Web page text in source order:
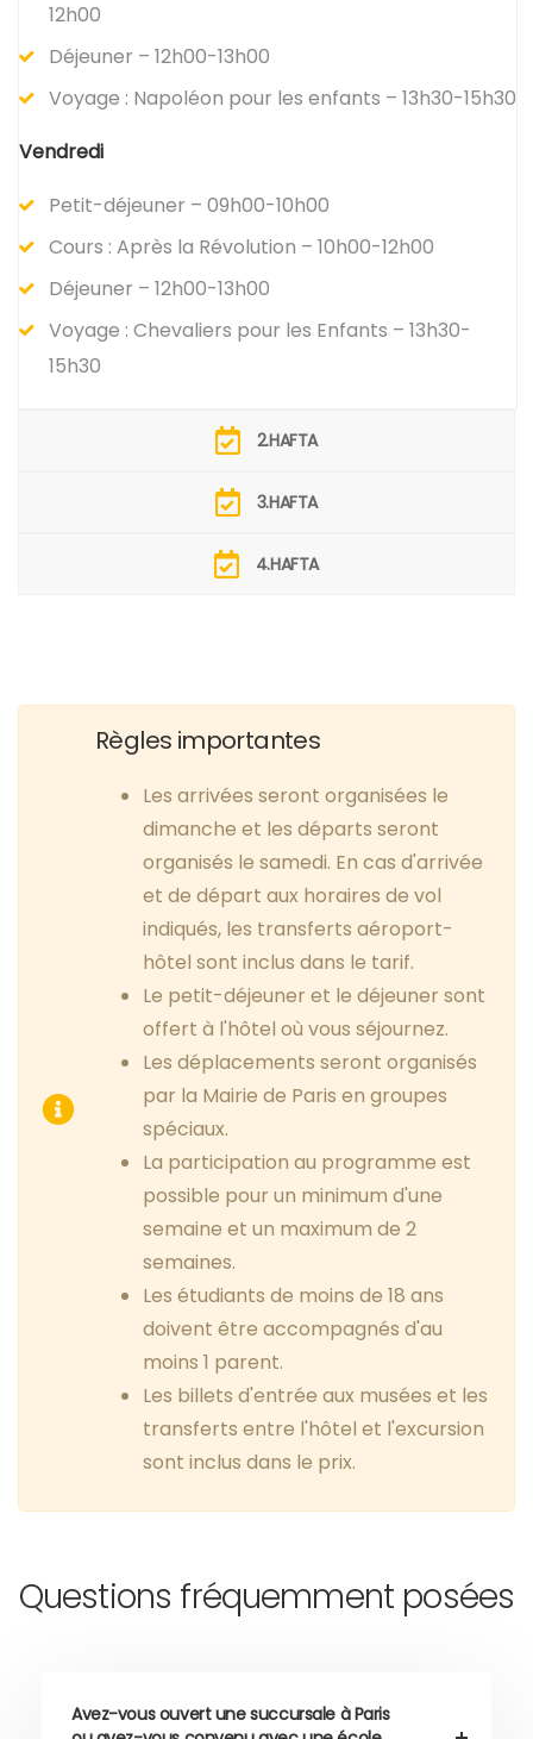
12h00
Déjeuner – 12h00-13h00
Voyage : Napoléon pour les enfants – 13h30-15h30
Vendredi
Petit-déjeuner – 09h00-10h00
Cours : Après la Révolution – 10h00-12h00
Déjeuner – 12h00-13h00
Voyage : Chevaliers pour les Enfants – 13h30-
15h30
2.HAFTA
3.HAFTA
4.HAFTA
Règles importantes
Les arrivées seront organisées le
dimanche et les départs seront
organisés le samedi. En cas d'arrivée
et de départ aux horaires de vol
indiqués, les transferts aéroport-
hôtel sont inclus dans le tarif.
Le petit-déjeuner et le déjeuner sont
offert à l'hôtel où vous séjournez.
Les déplacements seront organisés
par la Mairie de Paris en groupes
spéciaux.
La participation au programme est
possible pour un minimum d'une
semaine et un maximum de 2
semaines.
Les étudiants de moins de 18 ans
doivent être accompagnés d'au
moins 1 parent.
Les billets d'entrée aux musées et les
transferts entre l'hôtel et l'excursion
sont inclus dans le prix.
Questions fréquemment posées
Avez-vous ouvert une succursale à Paris